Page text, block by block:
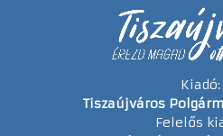
Kiadó:
Tiszaújváros
Felelős